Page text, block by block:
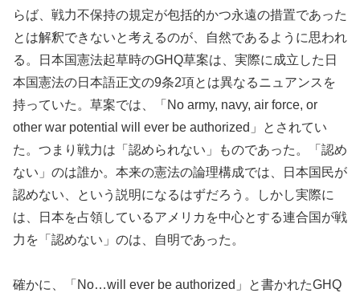
らば、戦力不保持の規定が包括的かつ永遠の措置であった
とは解釈できないと考えるのが、自然であるように思われ
る。日本国憲法起草時のGHQ草案は、実際に成立した日
本国憲法の日本語正文の9条2項とは異なるニュアンスを
持っていた。草案では、「No army, navy, air force, or
other war potential will ever be authorized」とされてい
た。つまり戦力は「認められない」ものであった。「認め
ない」のは誰か。本来の憲法の論理構成では、日本国民が
認めない、という説明になるはずだろう。しかし実際に
は、日本を占領しているアメリカを中心とする連合国が戦
力を「認めない」のは、自明であった。
確かに、「No…will ever be authorized」と書かれたGHQ